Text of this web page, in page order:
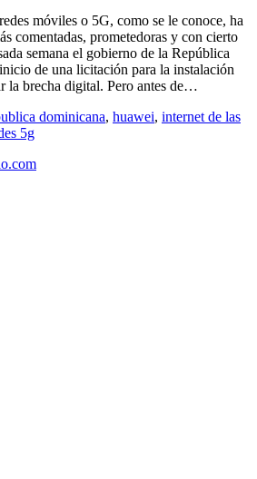
móviles o 5G, como se le conoce, ha
comentadas, prometedoras y con cierto
semana el gobierno de la República
de una licitación para la instalación
la brecha digital. Pero antes de…
dominicana, huawei, internet de las
5g